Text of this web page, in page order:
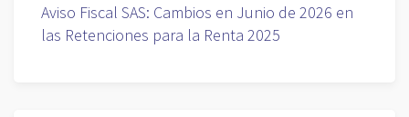
Aviso Fiscal SAS: Cambios en Junio de 2026 en
las Retenciones para la Renta 2025